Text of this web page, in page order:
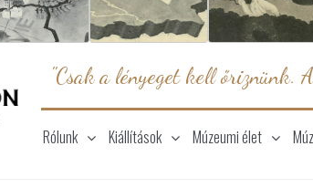
"Csak a lényeget kell őriznünk.
Rólunk Kiállítások Múzeumi élet